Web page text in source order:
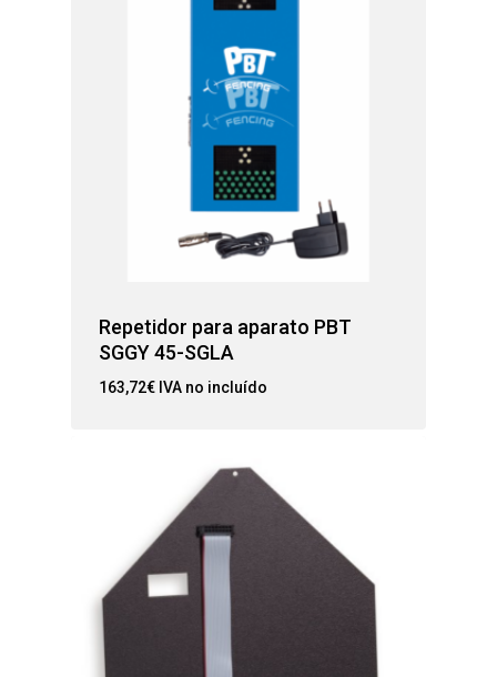
Repetidor para aparato PBT
SGGY 45-SGLA
163,72€ IVA no incluído